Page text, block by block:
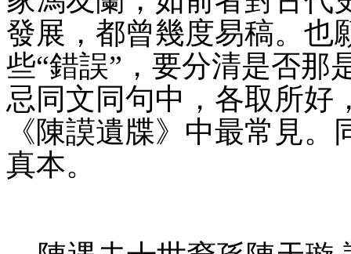
發展，都曾幾度易稿。也
些“錯誤”，要分清是否那
忌同文同句中，各取所好
《陳謨遺牒》中最常見。
真本。